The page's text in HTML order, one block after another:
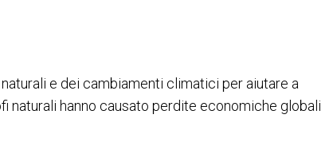
e dei cambiamenti climatici per aiutare a
hanno causato perdite economiche globali